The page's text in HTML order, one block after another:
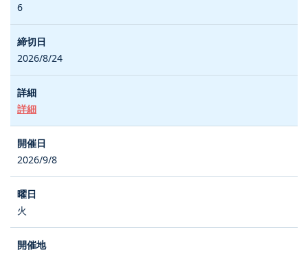
6
2026/8/24
詳細
2026/9/8
火